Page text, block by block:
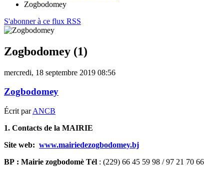
Zogbodomey
S'abonner à ce flux RSS
Zogbodomey (1)
mercredi, 18 septembre 2019 08:56
Zogbodomey
Écrit parANCB
1. Contacts de la MAIRIE
Site web: www.mairiedezogbodomey.bj
BP : Mairie zogbodomè Tél : (229) 66 45 59 98 / 97 21 70 66